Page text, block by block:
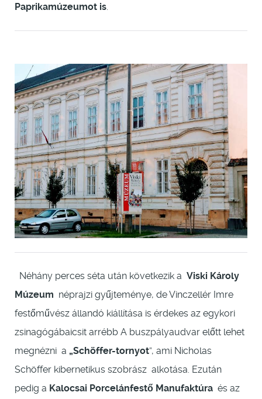
Paprikamúzeumot is
Néhány perces séta után következik a Viski Károly
Múzeum néprajzi gyűjteménye, de Vinczellér Imre
festőművész állandó kiállítása is érdekes az egykori
zsinagógábaicsit arrébb A buszpályaudvar előtt lehet
megnézni a „Schöffer-tornyot”, ami Nicholas
Schöffer kibernetikus szobrász alkotása. Ezután
pedig a Kalocsai Porcelánfestő Manufaktúra és az